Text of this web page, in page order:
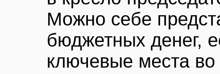
Можно себе
бюджетных денег,
ключевые места